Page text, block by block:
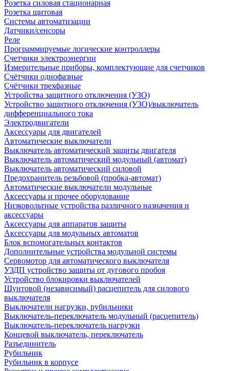
Розетка силовая стационарная
Розетка щитовая
Системы автоматизации
Датчики/сенсоры
Реле
Программируемые логические контроллеры
Счетчики электроэнергии
Измерительные приборы, комплектующие для счетчиков
Счётчики однофазные
Счётчики трехфазные
Устройства защитного отключения (УЗО)
Устройство защитного отключения (УЗО)/выключатель
дифференциального тока
Электродвигатели
Аксессуары для двигателей
Автоматические выключатели
Выключатель автоматический защиты двигателя
Выключатель автоматический модульный (автомат)
Выключатель автоматический силовой
Предохранитель резьбовой (пробка-автомат)
Автоматические выключатели модульные
Аксессуары и прочее оборудование
Низковольтные устройства различного назначения и
аксессуары
Аксессуары для аппаратов защиты
Аксессуары для модульных автоматов
Блок вспомогательных контактов
Дополнительные устройства модульной системы
Сервомотор для автоматического выключателя
УЗДП устройство защиты от дугового пробоя
Устройство блокировки выключателей
Шунтовой (независимый) расцепитель для силового
выключателя
Выключатели нагрузки, рубильники
Выключатель-переключатель модульный (расцепитель)
Выключатель-переключатель нагрузки
Концевой выключатель, переключатель
Разъединитель
Рубильник
Рубильник в корпусе